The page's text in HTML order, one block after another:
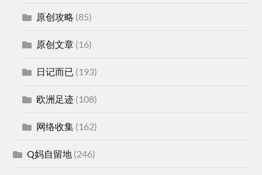
原创攻略 (85)
原创文章 (16)
日记而已 (193)
欧洲足迹 (108)
网络收集 (162)
Q妈自留地 (246)